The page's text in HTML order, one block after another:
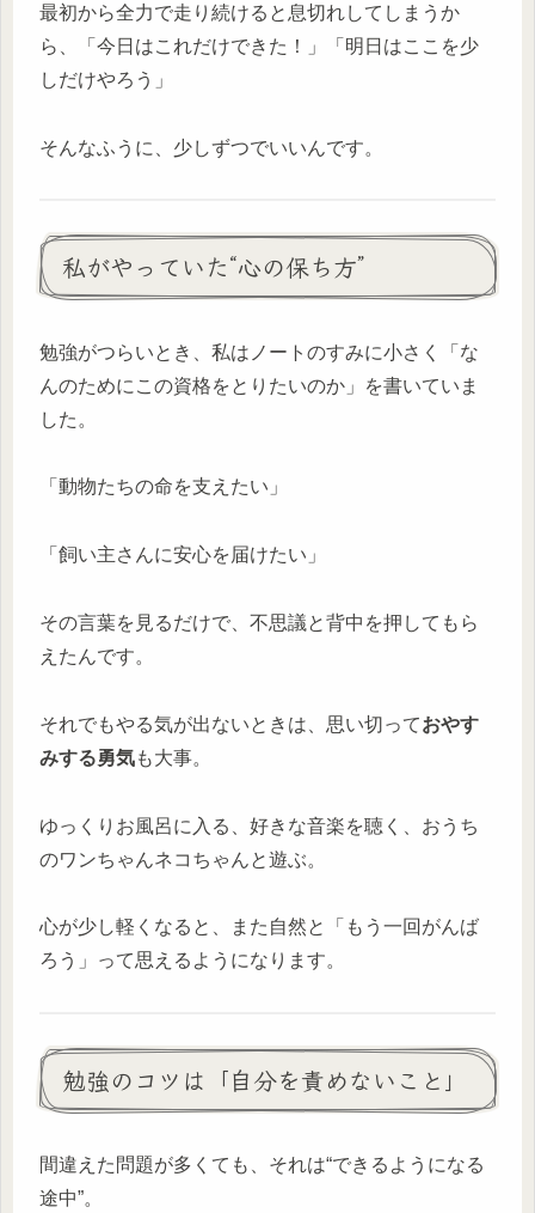
最初から全力で走り続けると息切れしてしまうか
ら、「今日はこれだけできた！」「明日はここを少
しだけやろう」
そんなふうに、少しずつでいいんです。
私がやっていた“心の保ち方”
勉強がつらいとき、私はノートのすみに小さく「な
んのためにこの資格をとりたいのか」を書いていま
した。
「動物たちの命を支えたい」
「飼い主さんに安心を届けたい」
その言葉を見るだけで、不思議と背中を押してもら
えたんです。
それでもやる気が出ないときは、思い切っておやす
みする勇気も大事。
ゆっくりお風呂に入る、好きな音楽を聴く、おうち
のワンちゃんネコちゃんと遊ぶ。
心が少し軽くなると、また自然と「もう一回がんば
ろう」って思えるようになります。
勉強のコツは「自分を責めないこと」
間違えた問題が多くても、それは“できるようになる
途中”。